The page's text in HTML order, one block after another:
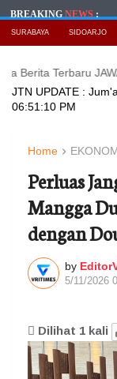
BREAKINGNEWS:
SURABAYA SIDOARJO
Terbaru
JTN UPDATE :
06:51:12 PM
Home
Perluas
Mangga
dengan
by
5/11/2026
Dilihat 1 kali